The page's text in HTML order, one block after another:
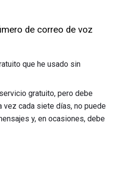
de correo de voz
que he usado sin
gratuito, pero debe
vez cada siete días, no puede
y, en ocasiones, debe